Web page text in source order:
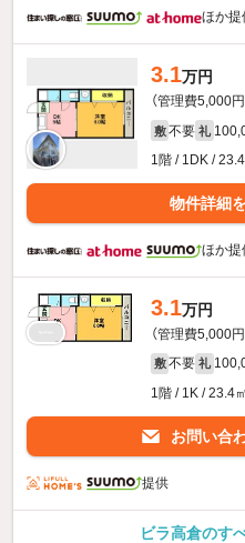
ほか提
3.1万円
（管理費5,000円
敷 不要 礼
1階 / 1DK /
物件詳細
ほか提
3.1万円
（管理費5,000円
敷 不要 礼
1階 / 1K / 23.4㎡
お問い合
提供
ビラ高倉のす